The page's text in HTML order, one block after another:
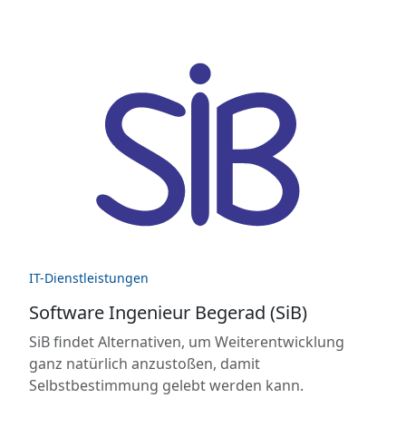
IT-Dienstleistungen
Software Ingenieur Begerad (SiB)
SiB findet Alternativen, um Weiterentwicklung
ganz natürlich anzustoßen, damit
Selbstbestimmung gelebt werden kann.